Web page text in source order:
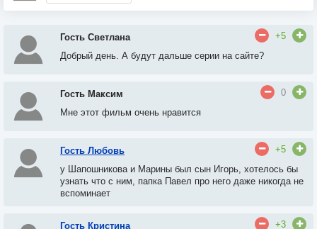
Гость Светлана
+5
Добрый день. А будут дальше серии на сайте?
Гость Максим
0
Мне этот фильм очень нравится
Гость Любовь
+5
у Шапошникова и Марины был сын Игорь, хотелось бы
узнать что с ним, папка Павел про него даже никогда не
вспоминает
Гость Кристина +3